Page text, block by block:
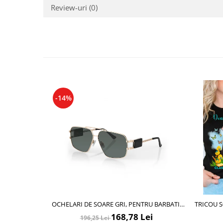
Cadouri pentru Doctori
Review-uri (0)
-14%
OCHELARI DE SOARE GRI, PENTRU BARBATI,
DANIEL KLEIN SUNGLASSES, DK3268-2
196,25 Lei168,78 Lei
TRICOU